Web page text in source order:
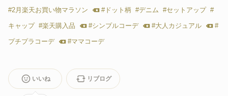
#2月楽天お買い物マラソン #ドット柄 #デニム #セットアップ #
キャップ #楽天購入品 #シンプルコーデ #大人カジュアル #
プチプラコーデ #ママコーデ
いいね リブログ